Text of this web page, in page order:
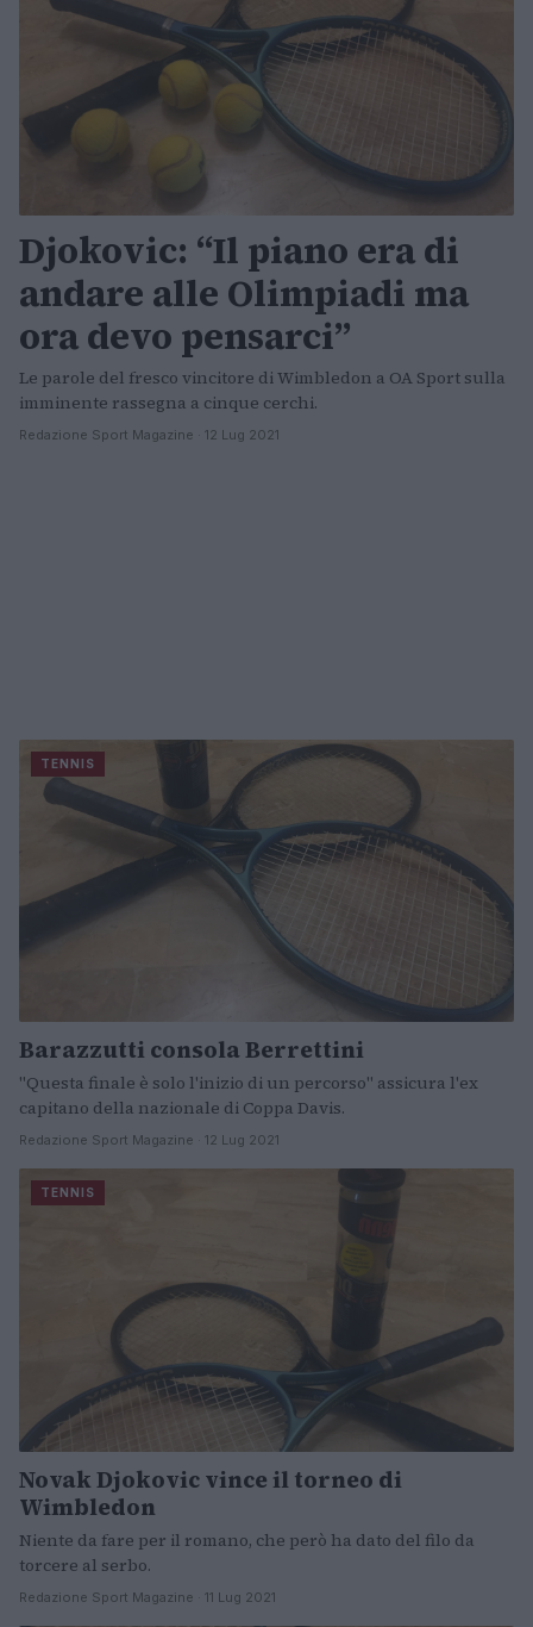
Djokovic: “Il piano era di
andare alle Olimpiadi ma
ora devo pensarci”
Le parole del fresco vincitore di Wimbledon a OA Sport sulla
imminente rassegna a cinque cerchi.
Redazione Sport Magazine · 12 Lug 2021
TENNIS
Barazzutti consola Berrettini
"Questa finale è solo l'inizio di un percorso" assicura l'ex
capitano della nazionale di Coppa Davis.
Redazione Sport Magazine · 12 Lug 2021
TENNIS
Novak Djokovic vince il torneo di
Wimbledon
Niente da fare per il romano, che però ha dato del filo da
torcere al serbo.
Redazione Sport Magazine · 11 Lug 2021